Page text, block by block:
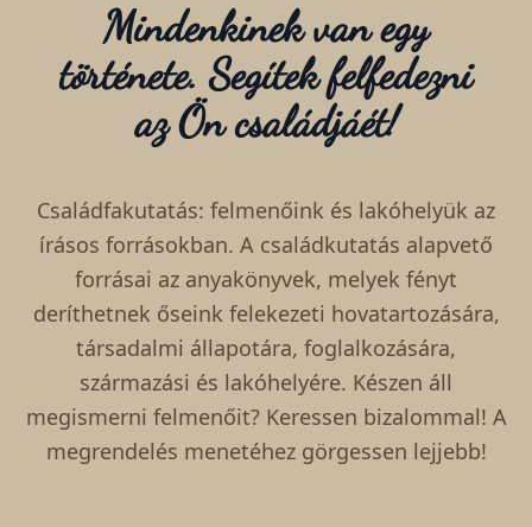
Mindenkinek van egy
története. Segítek felfedezni
az Ön családjáét!
Családfakutatás: felmenőink és lakóhelyük az
írásos forrásokban. A családkutatás alapvető
forrásai az anyakönyvek, melyek fényt
deríthetnek őseink felekezeti hovatartozására,
társadalmi állapotára, foglalkozására,
származási és lakóhelyére. Készen áll
megismerni felmenőit? Keressen bizalommal! A
megrendelés menetéhez görgessen lejjebb!